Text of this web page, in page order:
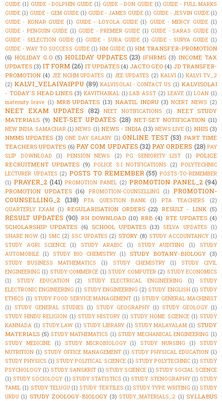
GUIDE (1) GUIDE - DOLPHIN GUIDE (1) GUIDE - DON GUIDE (1) GUIDE - FULL MARKS
GUIDE (1) GUIDE - GEM GUIDE (1) GUIDE - JAMES GUIDE (1) GUIDE - JESVIN GUIDE (1)
GUIDE - KONAR GUIDE (1) GUIDE - LOYOLA GUIDE (1) GUIDE - MERCY GUIDE (1)
GUIDE - PENGUIN GUIDE (1) GUIDE - PREMIER GUIDE (1) GUIDE - SARAS GUIDE (1)
GUIDE - SELECTION GUIDE (1) GUIDE - SURA GUIDE (1) GUIDE - SURYA GUIDE (1)
GUIDE - WAY TO SUCCESS GUIDE (1) HM GUIDE (1) HM TRANSFER-PROMOTION
(6) HOLIDAY G.O (5) HOLIDAY UPDATES (23) IFHRMS (3) INCOME TAX
UPDATES (3) IT FORM (26) IT UPDATES (4) JACTO GEO (4) JD TRANSFER-
PROMOTION (4) JEE NCHM UPDATES (1) JEE UPDATES (2) KALVI (1) KALVI TV_2
(2) KALVI_VELAIVAIPPU (89) KALVISOLAI - CONTACT US (1) KALVISOLAI
- TODAY'S HEAD LINES (3) KAVITHAIKAL (1) LAB ASST (2) LEAVE (1) LOAN (1)
maternity leave (1) MRB UPDATES (13) NAATIL INDRU (3) NCERT NEWS (2)
NEET EXAM UPDATES (82) NEET NOTIFICATIONS (1)
NEET STUDY
MATERIALS (9) NET-SET UPDATES (28) NET-SET NOTIFICATION (11)
NEW INDIA SAMACHAR (1) NEWS (1) NEWS - INDIA (13) NEWS LIVE (1) NHIS (3)
NMMS UPDATES (3) ONE DAY SALARY (1) ONLINE TEST (53) PART TIME
TEACHERS UPDATES (6) PAY COM UPDATES (32) PAY ORDERS (28) PAY
SLIP DOWNLOAD
(1) PENSION NEWS (2) PG SENIORITY LIST (1)
POLICE
RECRUITMENT UPDATES (9) POLICE S.I NOTIFICATIONS (2) POLYTECHNIC
LECTURER UPDATES (2) POSTS TO REMEMBER (55) POSTS-TO-REMEMBER
(1) PRAYER_2 (141) PROMOTION PANEL (2) PROMOTION PANEL_2 (94)
PROMOTION UPDATES (16) PROMOTION-COUNSELLING (1)
PROMOTION-
COUNSELLING_2 (138) PTA QUESTION BANK (1) PTA TEACHERS
(2)
QUARTERLY EXAM (1) REGULARISATION ORDERS (22) RESULT - LINK (5)
RESULT UPDATES (90) RH DOWNLOAD (10) RRB (4) RTE UPDATES (4)
SCHOLARSHIP UPDATES (6) SCHOOL UPDATES (13) SELVA UPDATES
(1)
SHARE NOW (1) SMC (2) SSC UPDATES (2) STORY (8) STUDY ACCOUNTANCY (1)
STUDY AGRI SCIENCE
(1) STUDY ARABIC (1) STUDY AUDITING (1)
STUDY
AUTOMOBILE (1) STUDY BIO CHEMISTRY (1) STUDY BOTANY-BIOLOGY (3)
STUDY BUSINESS MATHEMATICS (1) STUDY CHEMISTRY (1)
STUDY CIVIL
ENGINEERING (1) STUDY COMMERCE (1) STUDY COMPUTER (2) STUDY ECONOMICS
(1)
STUDY EDUCATION (2) STUDY ELECTRICAL ENGINEERING (1)
STUDY
ELECTRONIC ENGINEERING (1) STUDY ENGINEERING (2) STUDY ENGLISH (1) STUDY
ETHICS (1) STUDY FOOD SERVICE MANAGEMENT (1) STUDY GENERAL MACHINIST
(1) STUDY GENERAL STUDIES (1) STUDY GEOGRAPHY (1) STUDY GEOLOGY (1)
STUDY HINDU RELIGION (1) STUDY HISTORY (1) STUDY HOME SCIENCE (1) STUDY
KANNADA (1) STUDY LAW (1) STUDY LIBRARY (1) STUDY MALAYALAM (1) STUDY
MATERIALS (5) STUDY MATHEMATICS (1) STUDY MECHANICAL ENGINEERING (1)
STUDY MEDICINE
(1) STUDY MICROBIOLOGY (1) STUDY NURSING (1)
STUDY
NUTRITION (1) STUDY OFFICE MANAGEMENT (1) STUDY PHYSICAL EDUCATION (1)
STUDY PHYSICS (1) STUDY POLITICAL SCIENCE (1) STUDY POLYTECHNIC (1) STUDY
PSYCHOLOGY (1) STUDY SANSKRIT (1) STUDY SCIENCE (1) STUDY SOCIAL SCIENCE
(1) STUDY SOCIOLOGY (1) STUDY STATISTICS (1) STUDY STENOGRAPHY (1) STUDY
TAMIL (1) STUDY TELUGU (1) STUDY TEXTILES (1) STUDY TYPE WRITING (1) STUDY
URDU (1) STUDY ZOOLOGY-BIOLOGY (3) STUDY_MATERIALS_2 (1) SYLLABUS